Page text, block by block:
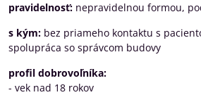
pravidelnosť: nepravidelnou formou,
s kým: bez priameho kontaktu s
spolupráca so správcom budovy
profil dobrovoľníka:
- vek nad 18 rokov